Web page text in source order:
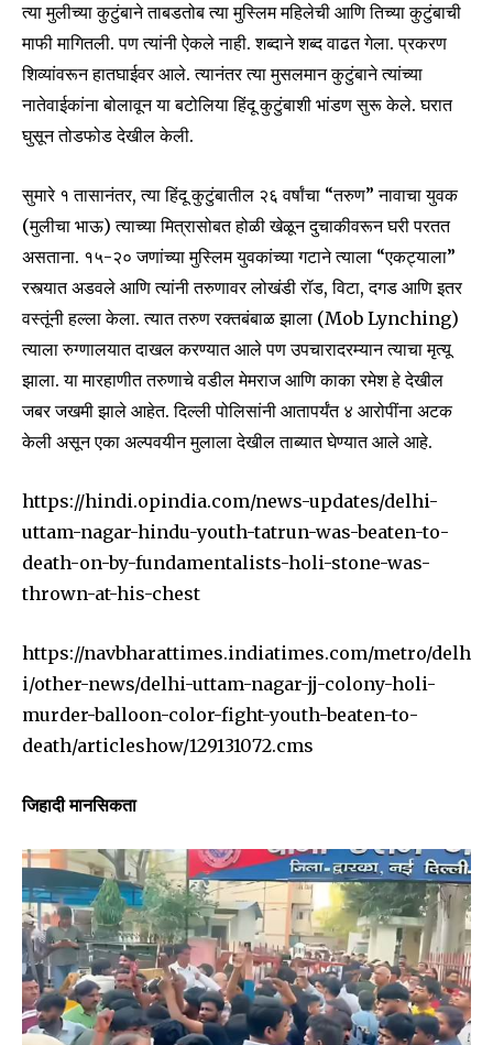
त्या मुलीच्या कुटुंबाने ताबडतोब त्या मुस्लिम महिलेची आणि तिच्या कुटुंबाची
माफी मागितली. पण त्यांनी ऐकले नाही. शब्दाने शब्द वाढत गेला. प्रकरण
शिव्यांवरून हातघाईवर आले. त्यानंतर त्या मुसलमान कुटुंबाने त्यांच्या
नातेवाईकांना बोलावून या बटोलिया हिंदू कुटुंबाशी भांडण सुरू केले. घरात
घुसून तोडफोड देखील केली.
सुमारे १ तासानंतर, त्या हिंदू कुटुंबातील २६ वर्षांचा “तरुण” नावाचा युवक
(मुलीचा भाऊ) त्याच्या मित्रासोबत होळी खेळून दुचाकीवरून घरी परतत
असताना. १५-२० जणांच्या मुस्लिम युवकांच्या गटाने त्याला “एकट्याला”
रस्त्यात अडवले आणि त्यांनी तरुणावर लोखंडी रॉड, विटा, दगड आणि इतर
वस्तूंनी हल्ला केला. त्यात तरुण रक्तबंबाळ झाला (Mob Lynching)
त्याला रुग्णालयात दाखल करण्यात आले पण उपचारादरम्यान त्याचा मृत्यू
झाला. या मारहाणीत तरुणाचे वडील मेमराज आणि काका रमेश हे देखील
जबर जखमी झाले आहेत. दिल्ली पोलिसांनी आतापर्यंत ४ आरोपींना अटक
केली असून एका अल्पवयीन मुलाला देखील ताब्यात घेण्यात आले आहे.
https://hindi.opindia.com/news-updates/delhi-
uttam-nagar-hindu-youth-tatrun-was-beaten-to-
death-on-by-fundamentalists-holi-stone-was-
thrown-at-his-chest
https://navbharattimes.indiatimes.com/metro/delh
i/other-news/delhi-uttam-nagar-jj-colony-holi-
murder-balloon-color-fight-youth-beaten-to-
death/articleshow/129131072.cms
जिहादी मानसिकता